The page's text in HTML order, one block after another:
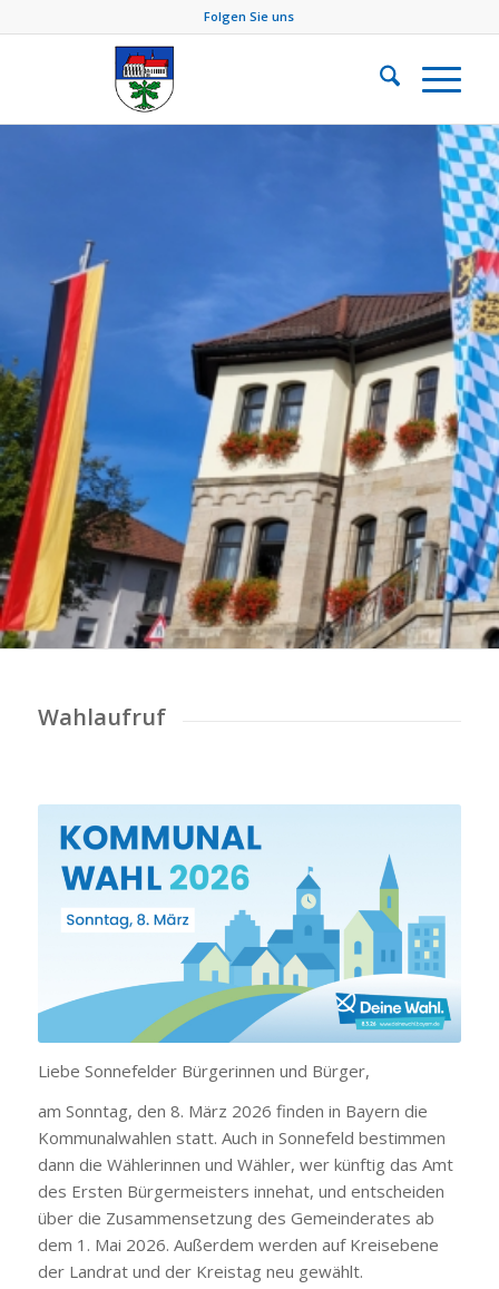
Folgen Sie uns
Wahlaufruf
Liebe Sonnefelder Bürgerinnen und Bürger,
am Sonntag, den 8. März 2026 finden in Bayern die
Kommunalwahlen statt. Auch in Sonnefeld bestimmen
dann die Wählerinnen und Wähler, wer künftig das Amt
des Ersten Bürgermeisters innehat, und entscheiden
über die Zusammensetzung des Gemeinderates ab
dem 1. Mai 2026. Außerdem werden auf Kreisebene
der Landrat und der Kreistag neu gewählt.